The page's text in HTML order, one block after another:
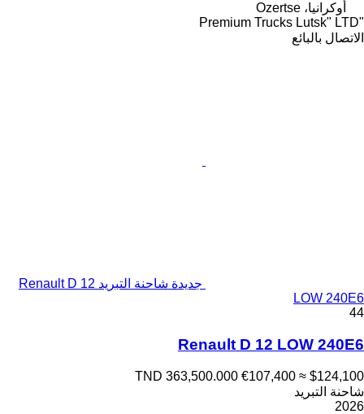
أوكرانيا، Ozertse
"Premium Trucks Lutsk" LTD
الاتصال بالبائع
جديدة شاحنة التبريد Renault D 12
LOW 240E6
44
Renault D 12 LOW 240E6
TND 363,500.000 €107,400 ≈ $124,100
شاحنة التبريد
2026